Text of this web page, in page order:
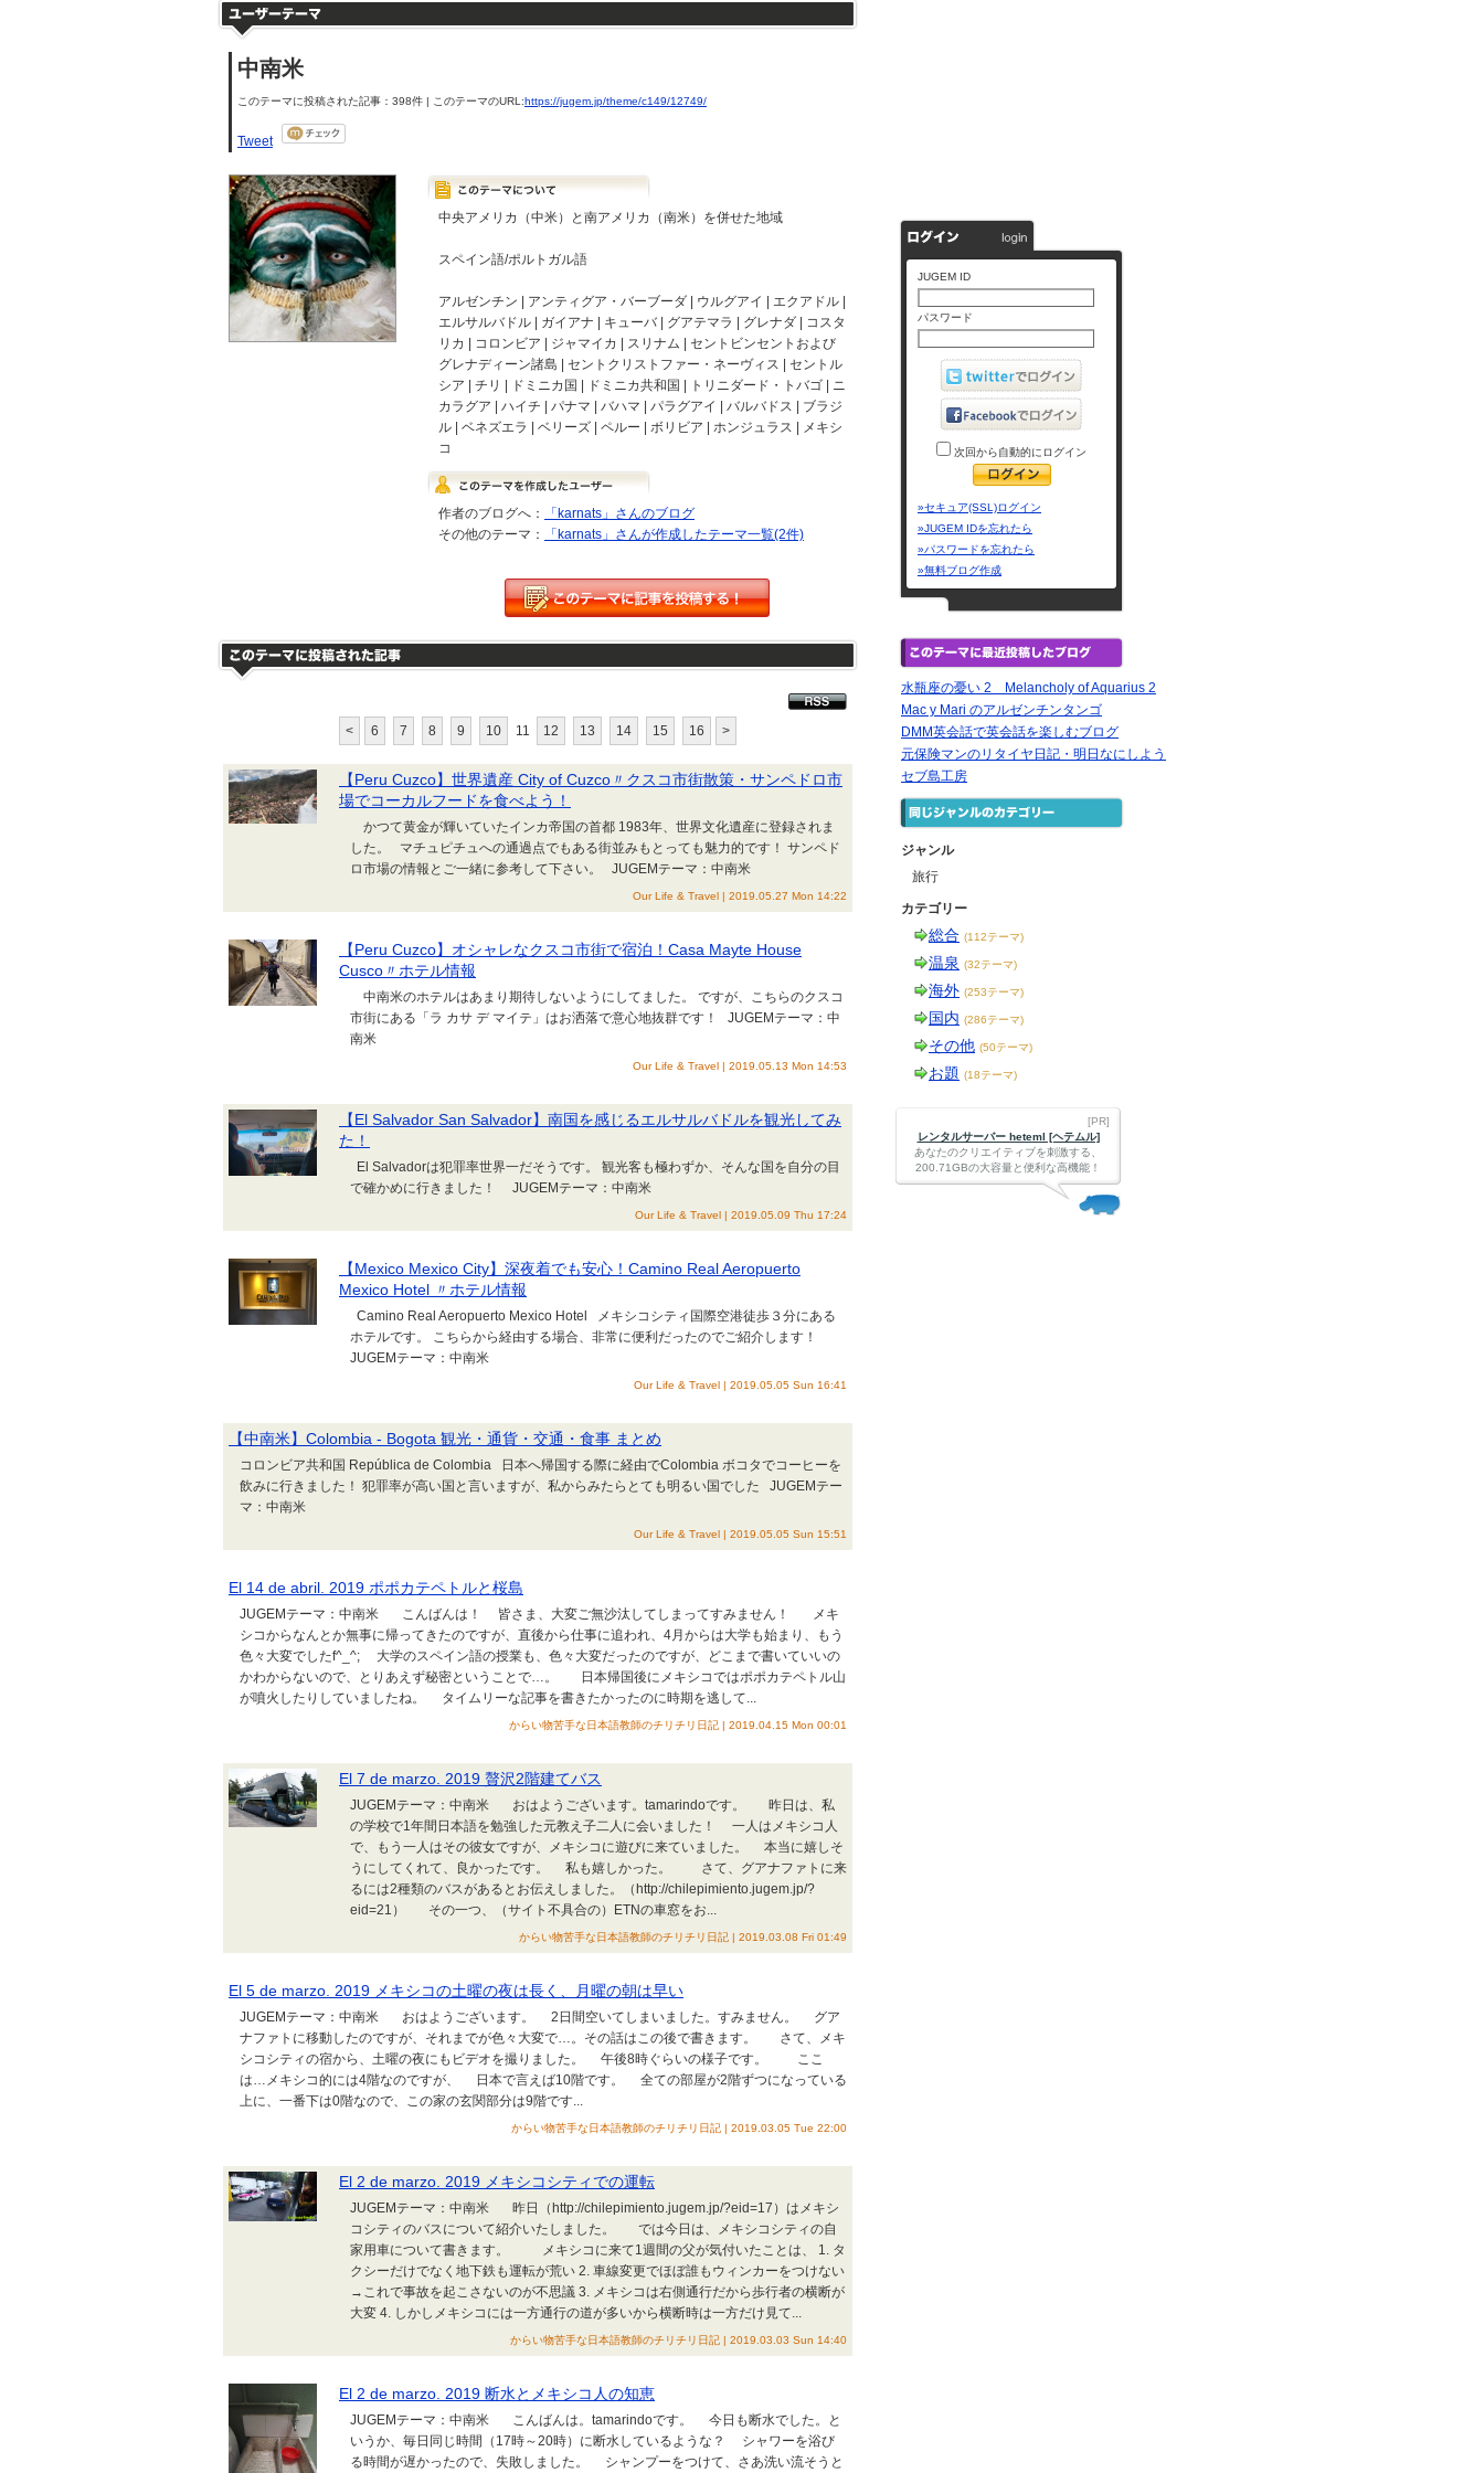
中南米
このテーマに投稿された記事：398件 | このテーマのURL:https://jugem.jp/theme/c149/12749/
Tweet
中央アメリカ（中米）と南アメリカ（南米）を併せた地域
スペイン語/ポルトガル語
アルゼンチン | アンティグア・バーブーダ | ウルグアイ | エクアドル |
エルサルバドル | ガイアナ | キューバ | グアテマラ | グレナダ | コスタ
リカ | コロンビア | ジャマイカ | スリナム | セントビンセントおよび
グレナディーン諸島 | セントクリストファー・ネーヴィス | セントル
シア | チリ | ドミニカ国 | ドミニカ共和国 | トリニダード・トバゴ | ニ
カラグア | ハイチ | パナマ | バハマ | パラグアイ | バルバドス | ブラジ
ル | ベネズエラ | ベリーズ | ペルー | ボリビア | ホンジュラス | メキシ
コ
作者のブログへ：
「karnats」さんのブログ
その他のテーマ：
「karnats」さんが作成したテーマ一覧(2件)
< 6 7 8 9 10 11 12 13 14 15 16 >
【Peru Cuzco】世界遺産 City of Cuzco〃クスコ市街散策・サンペドロ市
場でコーカルフードを食べよう！
かつて黄金が輝いていたインカ帝国の首都 1983年、世界文化遺産に登録されま
した。 マチュピチュへの通過点でもある街並みもとっても魅力的です！ サンペド
ロ市場の情報とご一緒に参考して下さい。 JUGEMテーマ：中南米
Our Life & Travel | 2019.05.27 Mon 14:22
【Peru Cuzco】オシャレなクスコ市街で宿泊！Casa Mayte House
Cusco〃ホテル情報
中南米のホテルはあまり期待しないようにしてました。 ですが、こちらのクスコ
市街にある「ラ カサ デ マイテ」はお洒落で意心地抜群です！ JUGEMテーマ：中
南米
Our Life & Travel | 2019.05.13 Mon 14:53
【El Salvador San Salvador】南国を感じるエルサルバドルを観光してみ
た！
El Salvadorは犯罪率世界一だそうです。 観光客も極わずか、そんな国を自分の目
で確かめに行きました！ JUGEMテーマ：中南米
Our Life & Travel | 2019.05.09 Thu 17:24
【Mexico Mexico City】深夜着でも安心！Camino Real Aeropuerto
Mexico Hotel 〃ホテル情報
Camino Real Aeropuerto Mexico Hotel メキシコシティ国際空港徒歩３分にある
ホテルです。 こちらから経由する場合、非常に便利だったのでご紹介します！
JUGEMテーマ：中南米
Our Life & Travel | 2019.05.05 Sun 16:41
【中南米】Colombia - Bogota 観光・通貨・交通・食事 まとめ
コロンビア共和国 República de Colombia 日本へ帰国する際に経由でColombia ボコタでコーヒーを
飲みに行きました！ 犯罪率が高い国と言いますが、私からみたらとても明るい国でした JUGEMテー
マ：中南米
Our Life & Travel | 2019.05.05 Sun 15:51
El 14 de abril. 2019 ポポカテペトルと桜島
JUGEMテーマ：中南米 こんばんは！ 皆さま、大変ご無沙汰してしまってすみません！ メキ
シコからなんとか無事に帰ってきたのですが、直後から仕事に追われ、4月からは大学も始まり、もう
色々大変でしたf^_^; 大学のスペイン語の授業も、色々大変だったのですが、どこまで書いていいの
かわからないので、とりあえず秘密ということで…。 日本帰国後にメキシコではポポカテペトル山
が噴火したりしていましたね。 タイムリーな記事を書きたかったのに時期を逃して...
からい物苦手な日本語教師のチリチリ日記 | 2019.04.15 Mon 00:01
El 7 de marzo. 2019 贅沢2階建てバス
JUGEMテーマ：中南米 おはようございます。tamarindoです。 昨日は、私
の学校で1年間日本語を勉強した元教え子二人に会いました！ 一人はメキシコ人
で、もう一人はその彼女ですが、メキシコに遊びに来ていました。 本当に嬉しそ
うにしてくれて、良かったです。 私も嬉しかった。 さて、グアナファトに来
るには2種類のバスがあるとお伝えしました。（http://chilepimiento.jugem.jp/?
eid=21） その一つ、（サイト不具合の）ETNの車窓をお...
からい物苦手な日本語教師のチリチリ日記 | 2019.03.08 Fri 01:49
El 5 de marzo. 2019 メキシコの土曜の夜は長く、月曜の朝は早い
JUGEMテーマ：中南米 おはようございます。 2日間空いてしまいました。すみません。 グア
ナファトに移動したのですが、それまでが色々大変で…。その話はこの後で書きます。 さて、メキ
シコシティの宿から、土曜の夜にもビデオを撮りました。 午後8時ぐらいの様子です。 ここ
は…メキシコ的には4階なのですが、 日本で言えば10階です。 全ての部屋が2階ずつになっている
上に、一番下は0階なので、この家の玄関部分は9階です...
からい物苦手な日本語教師のチリチリ日記 | 2019.03.05 Tue 22:00
El 2 de marzo. 2019 メキシコシティでの運転
JUGEMテーマ：中南米 昨日（http://chilepimiento.jugem.jp/?eid=17）はメキシ
コシティのバスについて紹介いたしました。 では今日は、メキシコシティの自
家用車について書きます。 メキシコに来て1週間の父が気付いたことは、 1. タ
クシーだけでなく地下鉄も運転が荒い 2. 車線変更でほぼ誰もウィンカーをつけない
→これで事故を起こさないのが不思議 3. メキシコは右側通行だから歩行者の横断が
大変 4. しかしメキシコには一方通行の道が多いから横断時は一方だけ見て...
からい物苦手な日本語教師のチリチリ日記 | 2019.03.03 Sun 14:40
El 2 de marzo. 2019 断水とメキシコ人の知恵
JUGEMテーマ：中南米 こんばんは。tamarindoです。 今日も断水でした。と
いうか、毎日同じ時間（17時～20時）に断水しているような？ シャワーを浴び
る時間が遅かったので、失敗しました。 シャンプーをつけて、さあ洗い流そうと
JUGEM ID
パスワード
次回から自動的にログイン
»セキュア(SSL)ログイン
»JUGEM IDを忘れたら
»パスワードを忘れたら
»無料ブログ作成
水瓶座の憂い 2 Melancholy of Aquarius 2
Mac y Mari のアルゼンチンタンゴ
DMM英会話で英会話を楽しむブログ
元保険マンのリタイヤ日記・明日なにしよう
セブ島工房
ジャンル
旅行
カテゴリー
総合 (112テーマ)
温泉 (32テーマ)
海外 (253テーマ)
国内 (286テーマ)
その他 (50テーマ)
お題 (18テーマ)
[PR]
レンタルサーバー heteml [ヘテムル]
あなたのクリエイティブを刺激する、
200.71GBの大容量と便利な高機能！